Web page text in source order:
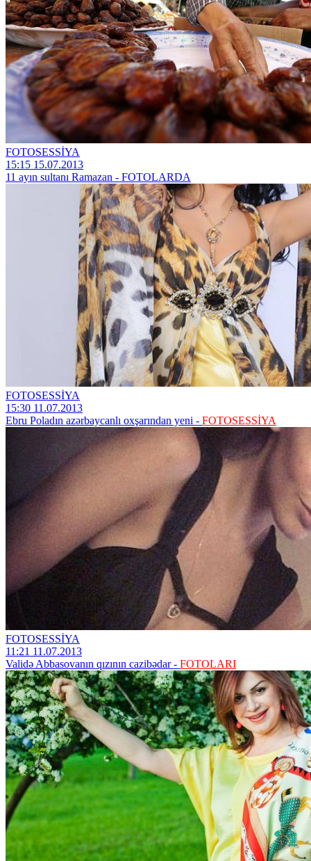
FOTOSESSİYA
15:15 15.07.2013
11 ayın sultanı Ramazan - FOTOLARDA
FOTOSESSİYA
15:30 11.07.2013
Ebru Poladın azərbaycanlı oxşarından yeni - FOTOSESSİYA
FOTOSESSİYA
11:21 11.07.2013
Validə Abbasovanın qızının cazibədar - FOTOLARI